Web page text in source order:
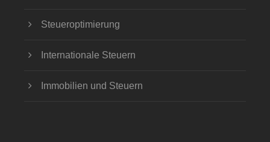
Steueroptimierung
Internationale Steuern
Immobilien und Steuern